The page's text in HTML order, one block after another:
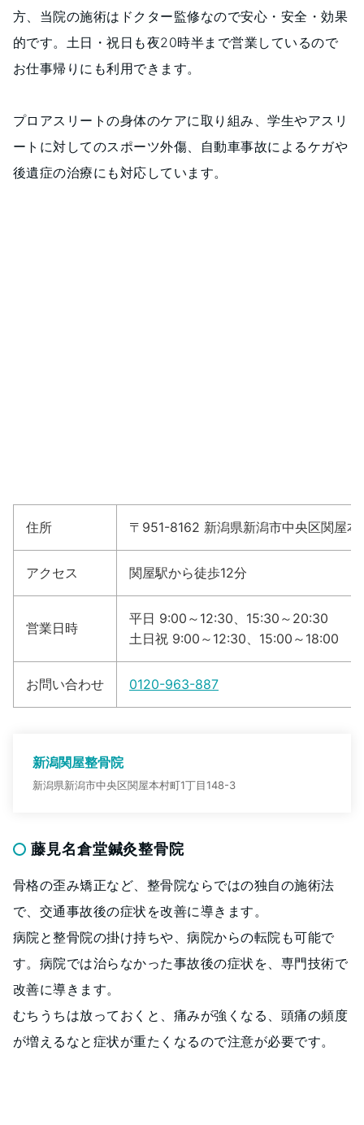
方、当院の施術はドクター監修なので安心・安全・効果
的です。土日・祝日も夜20時半まで営業しているので
お仕事帰りにも利用できます。
プロアスリートの身体のケアに取り組み、学生やアスリ
ートに対してのスポーツ外傷、自動車事故によるケガや
後遺症の治療にも対応しています。
住所 〒951-8162 新潟県新潟市中央区関屋
アクセス 関屋駅から徒歩12分
営業日時
平日 9:00～12:30、15:30～20:30
土日祝 9:00～12:30、15:00～18:00
お問い合わせ 0120-963-887
新潟関屋整骨院
新潟県新潟市中央区関屋本村町1丁目148-3
藤見名倉堂鍼灸整骨院
骨格の歪み矯正など、整骨院ならではの独自の施術法
で、交通事故後の症状を改善に導きます。
病院と整骨院の掛け持ちや、病院からの転院も可能で
す。病院では治らなかった事故後の症状を、専門技術で
改善に導きます。
むちうちは放っておくと、痛みが強くなる、頭痛の頻度
が増えるなと症状が重たくなるので注意が必要です。